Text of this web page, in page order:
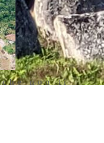
che non ti